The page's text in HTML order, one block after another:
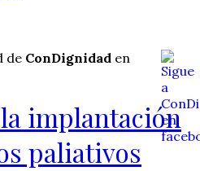
de ConDignidad en
implantación
paliativos